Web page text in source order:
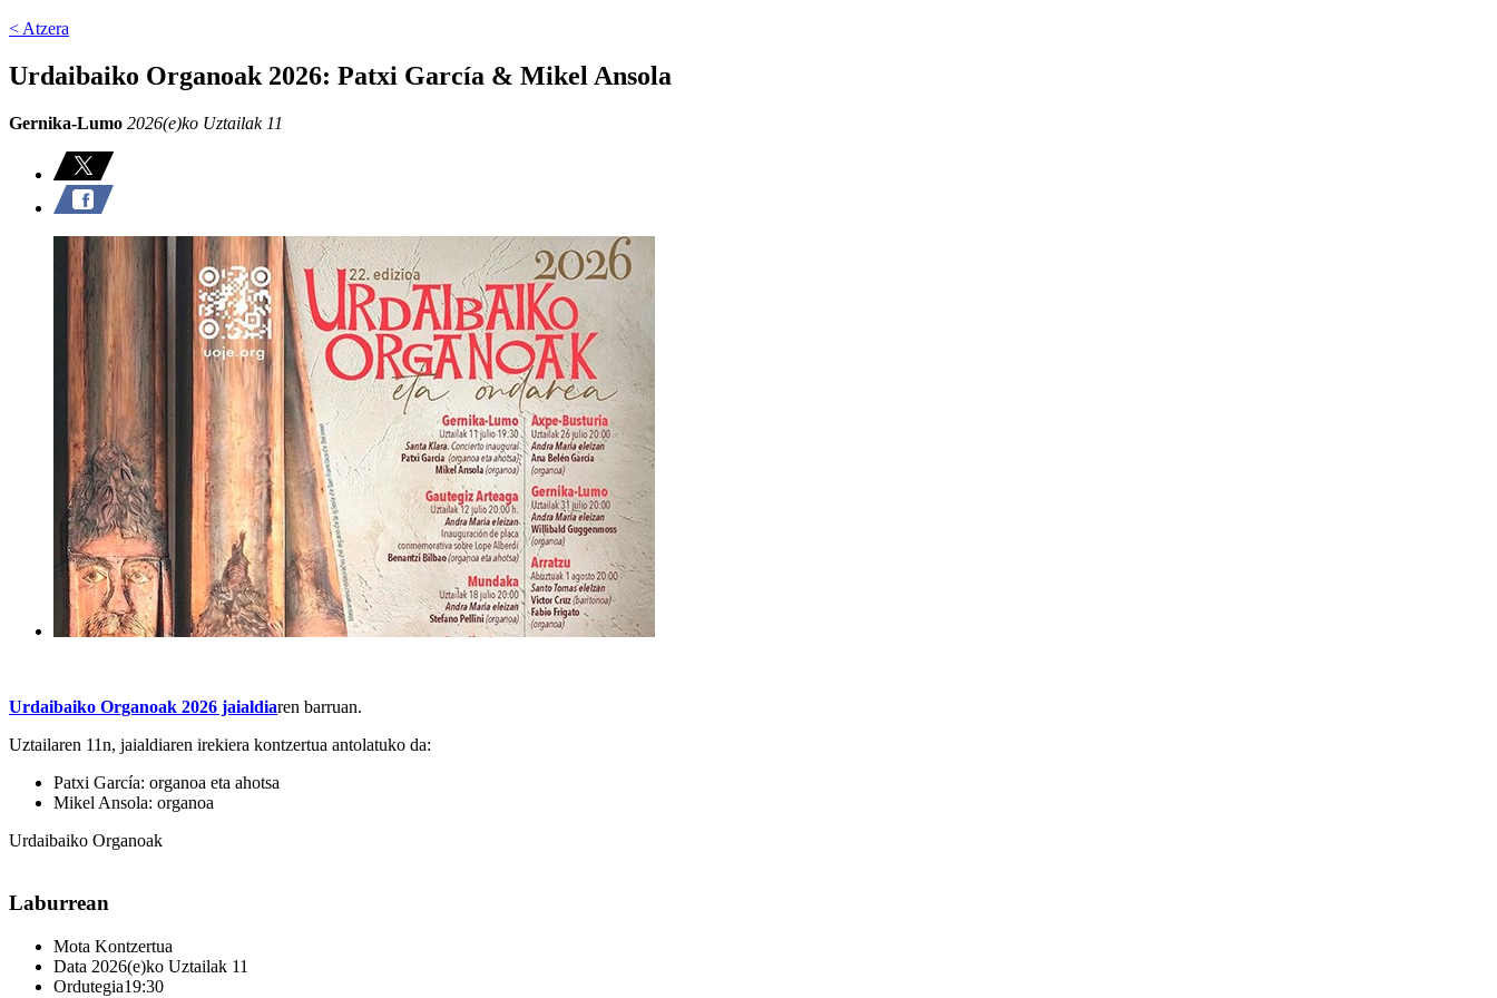
< Atzera
Urdaibaiko Organoak 2026: Patxi García & Mikel Ansola
Gernika-Lumo 2026(e)ko Uztailak 11
Urdaibaiko Organoak 2026 jaialdiaren barruan.
Uztailaren 11n, jaialdiaren irekiera kontzertua antolatuko da:
Patxi García: organoa eta ahotsa
Mikel Ansola: organoa
Urdaibaiko Organoak
Laburrean
Mota Kontzertua
Data 2026(e)ko Uztailak 11
Ordutegia19:30